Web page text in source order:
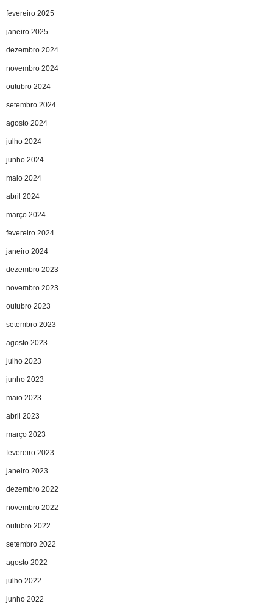
fevereiro 2025
janeiro 2025
dezembro 2024
novembro 2024
outubro 2024
setembro 2024
agosto 2024
julho 2024
junho 2024
maio 2024
abril 2024
março 2024
fevereiro 2024
janeiro 2024
dezembro 2023
novembro 2023
outubro 2023
setembro 2023
agosto 2023
julho 2023
junho 2023
maio 2023
abril 2023
março 2023
fevereiro 2023
janeiro 2023
dezembro 2022
novembro 2022
outubro 2022
setembro 2022
agosto 2022
julho 2022
junho 2022